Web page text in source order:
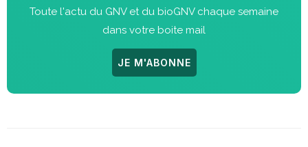
Toute l'actu du GNV et du bioGNV chaque semaine
dans votre boite mail
JE M'ABONNE